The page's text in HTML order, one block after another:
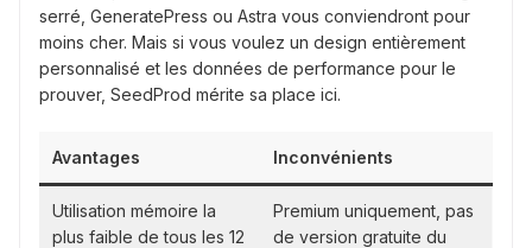
serré, GeneratePress ou Astra vous conviendront pour
moins cher. Mais si vous voulez un design entièrement
personnalisé et les données de performance pour le
prouver, SeedProd mérite sa place ici.
Avantages Inconvénients
Utilisation mémoire la
plus faible de tous les 12
Premium uniquement, pas
de version gratuite du